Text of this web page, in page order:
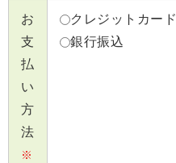
お
支
払
い
方
法
※
クレジットカード
銀行振込